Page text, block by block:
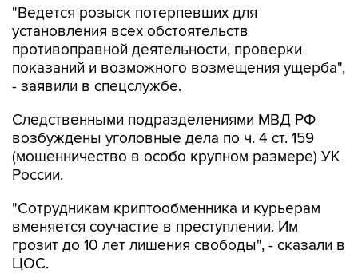
"Ведется розыск потерпевших для
установления всех обстоятельств
противоправной деятельности, проверки
показаний и возможного возмещения ущерба",
- заявили в спецслужбе.
Следственными подразделениями МВД РФ
возбуждены уголовные дела по ч. 4 ст. 159
(мошенничество в особо крупном размере) УК
России.
"Сотрудникам криптообменника и курьерам
вменяется соучастие в преступлении. Им
грозит до 10 лет лишения свободы", - сказали в
ЦОС.